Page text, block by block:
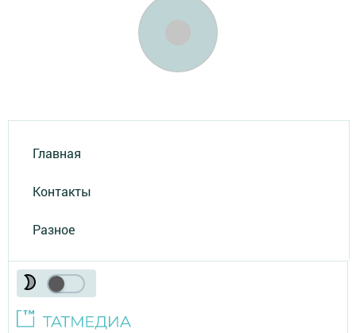
Главная
Контакты
Разное